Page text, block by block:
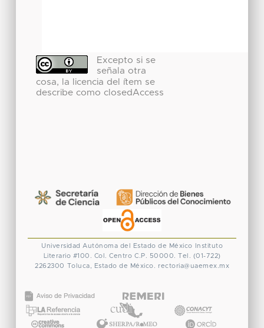
Excepto si se
señala otra
cosa, la licencia del ítem se
describe como closedAccess
Universidad Autónoma del Estado de México
Instituto
Literario #100. Col. Centro C.P. 50000. Tel. (01-722)
2262300 Toluca, Estado de México. rectoria@uaemex.mx